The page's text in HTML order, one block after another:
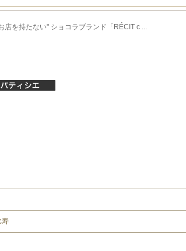
店を持たない" ショコラブランド「RÉCIT c ...
寿